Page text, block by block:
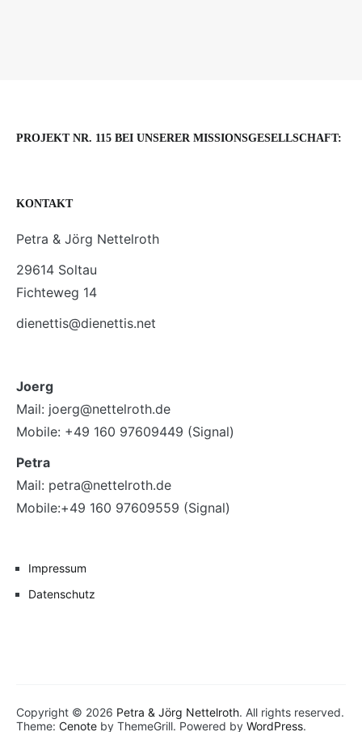
PROJEKT NR. 115 BEI UNSERER MISSIONSGESELLSCHAFT:
KONTAKT
Petra & Jörg Nettelroth
29614 Soltau
Fichteweg 14
dienettis@dienettis.net
Joerg
Mail: joerg@nettelroth.de
Mobile: +49 160 97609449 (Signal)
Petra
Mail: petra@nettelroth.de
Mobile:+49 160 97609559 (Signal)
Impressum
Datenschutz
Copyright © 2026 Petra & Jörg Nettelroth. All rights reserved.
Theme: Cenote by ThemeGrill. Powered by WordPress.